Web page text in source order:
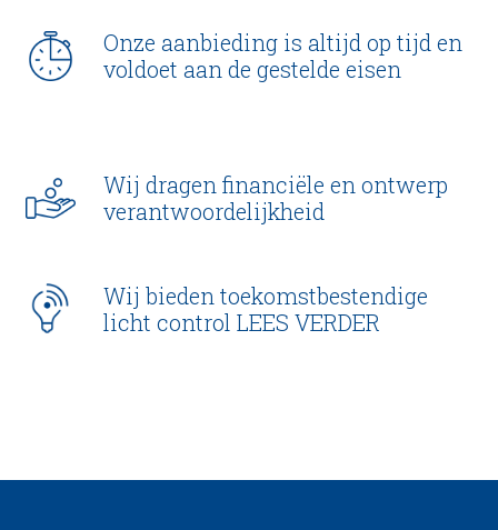
Onze aanbieding is altijd op tijd en
voldoet aan de gestelde eisen
Wij dragen financiële en ontwerp
verantwoordelijkheid
Wij bieden toekomstbestendige
licht control LEES VERDER